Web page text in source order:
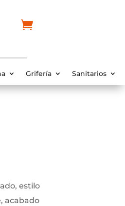
Grifería Sanitarios
estilo
acabado